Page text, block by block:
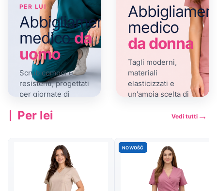
PER LUI
Abbigliamento
medico da
uomo
Scrub comodi e
resistenti, progettati
per giornate di
medico
da donna
Tagli moderni,
materiali
elasticizzati e
un'ampia scelta di
Per lei Vedi tutti →
NOWOŚĆ